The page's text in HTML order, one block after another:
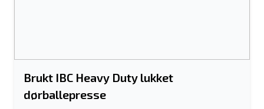
Brukt IBC Heavy Duty lukket
dørballepresse